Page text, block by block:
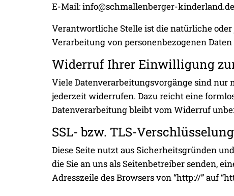
E-Mail: info@schmallenberger-kinderland.de
Verantwortliche Stelle ist die natürliche
Verarbeitung von personenbezogenen
Widerruf Ihrer Einwilligung
Viele Datenverarbeitungsvorgänge sind
jederzeit widerrufen. Dazu reicht eine
Datenverarbeitung bleibt vom Widerruf
SSL- bzw. TLS-Verschlüsselung
Diese Seite nutzt aus Sicherheitsgründen
die Sie an uns als Seitenbetreiber senden,
Adresszeile des Browsers von “http://” auf